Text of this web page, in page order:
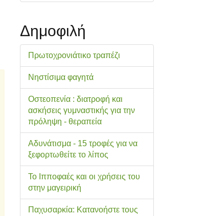
Δημοφιλή
Πρωτοχρονιάτικο τραπέζι
Νηστίσιμα φαγητά
Οστεοπενία : διατροφή και
ασκήσεις γυμναστικής για την
πρόληψη - θεραπεία
Αδυνάτισμα - 15 τροφές για να
ξεφορτωθείτε το λίπος
Το Ιπποφαές και οι χρήσεις του
στην μαγειρική
Παχυσαρκία: Κατανοήστε τους